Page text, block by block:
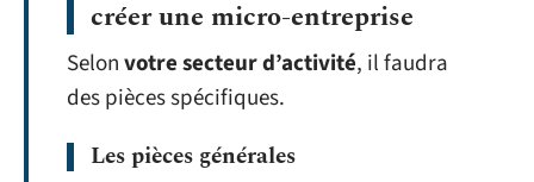
créer une micro-entreprise
Selonvotre secteur d’activité, il faudra
des pièces spécifiques.
Les pièces générales